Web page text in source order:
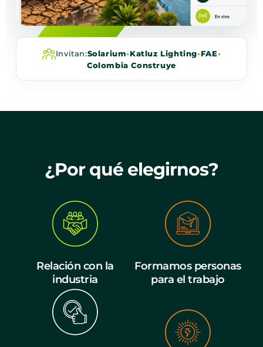
Invitan:Solarium•Katluz Lighting•FAE•
Colombia Construye
¿Por qué elegirnos?
Relación con la
industria
Formamos personas
para el trabajo